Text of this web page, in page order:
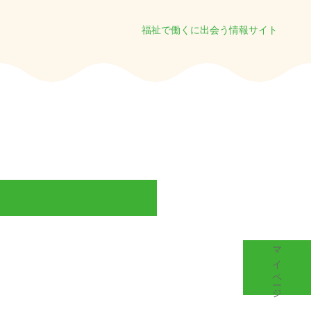
福祉で働くに出会う情報サイト
マイページ